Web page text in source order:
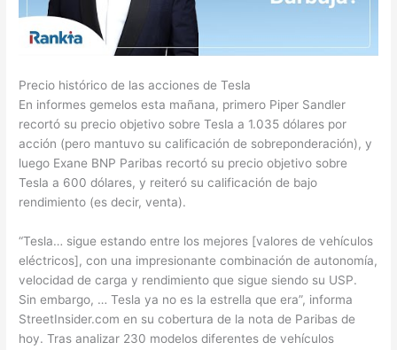
Precio histórico de las acciones de Tesla
En informes gemelos esta mañana, primero Piper Sandler
recortó su precio objetivo sobre Tesla a 1.035 dólares por
acción (pero mantuvo su calificación de sobreponderación), y
luego Exane BNP Paribas recortó su precio objetivo sobre
Tesla a 600 dólares, y reiteró su calificación de bajo
rendimiento (es decir, venta).
“Tesla… sigue estando entre los mejores [valores de vehículos
eléctricos], con una impresionante combinación de autonomía,
velocidad de carga y rendimiento que sigue siendo su USP.
Sin embargo, … Tesla ya no es la estrella que era”, informa
StreetInsider.com en su cobertura de la nota de Paribas de
hoy. Tras analizar 230 modelos diferentes de vehículos